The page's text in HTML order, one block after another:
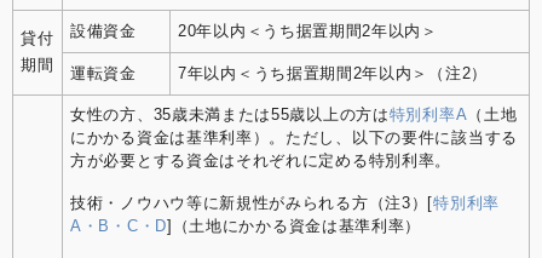
貸付
期間
設備資金 20年以内＜うち据置期間2年以内＞
運転資金 7年以内＜うち据置期間2年以内＞（注2）
女性の方、35歳未満または55歳以上の方は特別利率A （土地
にかかる資金は基準利率）。ただし、以下の要件に該当する
方が必要とする資金はそれぞれに定める特別利率。
技術・ノウハウ等に新規性がみられる方（注3）[特別利率
A・B・C・D]（土地にかかる資金は基準利率）